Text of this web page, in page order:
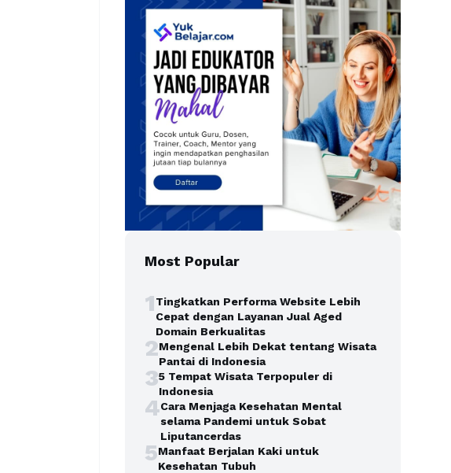
Most Popular
1Tingkatkan Performa Website Lebih
Cepat dengan Layanan Jual Aged
Domain Berkualitas
2Mengenal Lebih Dekat tentang Wisata
Pantai di Indonesia
35 Tempat Wisata Terpopuler di
Indonesia
4Cara Menjaga Kesehatan Mental
selama Pandemi untuk Sobat
Liputancerdas
5Manfaat Berjalan Kaki untuk
Kesehatan Tubuh